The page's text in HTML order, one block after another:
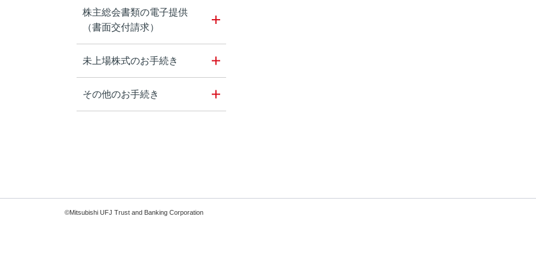
株主総会書類の電子提供
（書面交付請求）
未上場株式のお手続き
その他のお手続き
©Mitsubishi UFJ Trust and Banking Corporation